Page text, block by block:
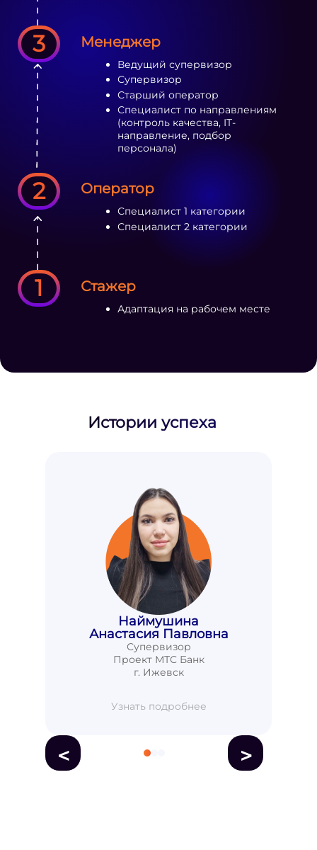
1
2
3
Стажер
Адаптация на рабочем месте
Оператор
Специалист 1 категории
Специалист 2 категории
Менеджер
Ведущий супервизор
Супервизор
Старший оператор
Специалист по направлениям
(контроль качества, IT-
направление, подбор
персонала)
Истории успеха
Наймушина
Анастасия Павловна
Супервизор
Проект МТС Банк
г. Ижевск
Узнать подробнее
< >